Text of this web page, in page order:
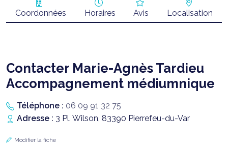
Coordonnées Horaires Avis Localisation
Contacter Marie-Agnès Tardieu
Accompagnement médiumnique
Téléphone : 06 09 91 32 75
Adresse : 3 Pl. Wilson, 83390 Pierrefeu-du-Var
Modifier la fiche